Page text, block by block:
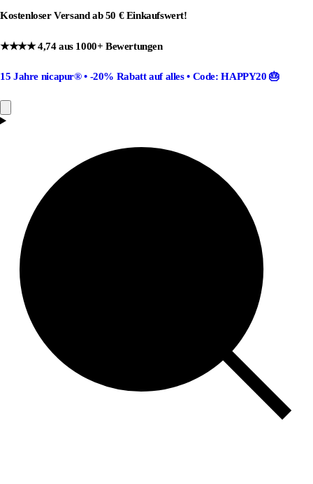
Kostenloser Versand ab 50 € Einkaufswert!
★★★★ 4,74 aus 1000+ Bewertungen
15 Jahre nicapur®• -20% Rabattauf alles • Code: HAPPY20🎂